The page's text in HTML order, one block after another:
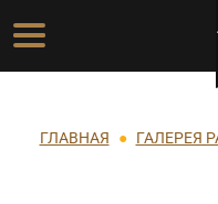
Перейти к
Основная
Строка
ГЛАВНАЯ ГАЛЕРЕЯ